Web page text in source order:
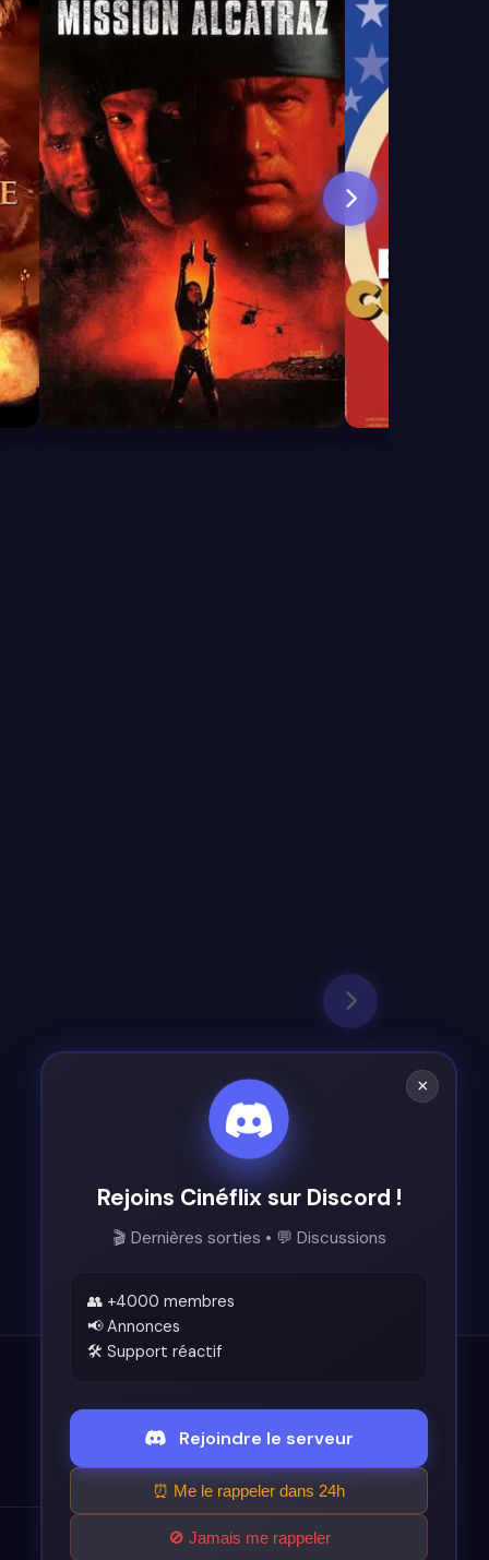
Légal
Conditions d'utilisation
×
Rejoins Cinéflix sur Discord !
🎬 Dernières sorties • 💬 Discussions
👥 +4000 membres
📢 Annonces
🛠️ Support réactif
Rejoindre le serveur
⏰ Me le rappeler dans 24h
🚫 Jamais me rappeler